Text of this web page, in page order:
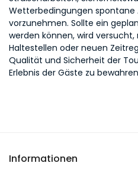
Wetterbedingungen spontane
vorzunehmen. Sollte ein
werden können, wird
Haltestellen oder neuen
Qualität und Sicherheit der
Erlebnis der Gäste zu
Informationen